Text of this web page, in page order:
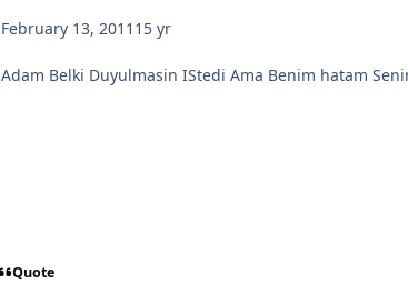
February 13, 2011 15 yr
Adam Belki Duyulmasin IStedi Ama Benim hatam
Quote